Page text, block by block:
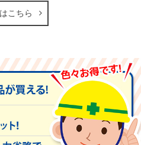
こちら